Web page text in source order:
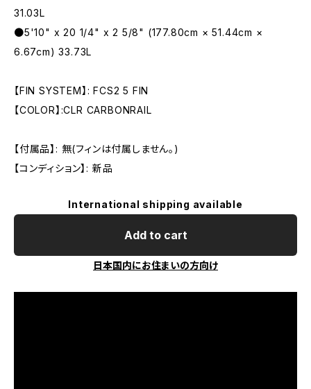
31.03L
●5'10" x 20 1/4" x 2 5/8" (177.80cm × 51.44cm ×
6.67cm) 33.73L
【FIN SYSTEM】: FCS2 5 FIN
【COLOR】:CLR CARBONRAIL
【付属品】: 無(フィンは付属しません。)
【コンディション】: 新品
International shipping available
Add to cart
日本国内にお住まいの方向け